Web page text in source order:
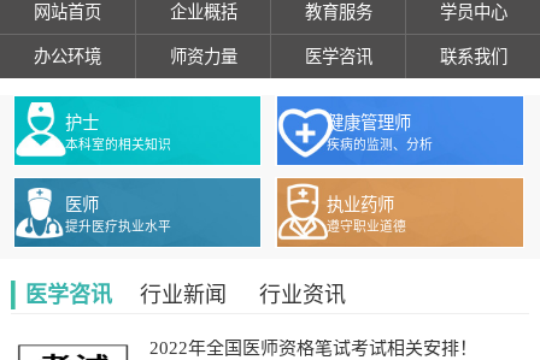
网站首页 企业概括 教育服务 学员中心
办公环境 师资力量 医学咨讯 联系我们
护士
本科室的相关知识
健康管理师
疾病的监测、分析
医师
提升医疗执业水平
执业药师
遵守职业道德
医学咨讯 行业新闻 行业资讯
2022年全国医师资格笔试考试相关安排！